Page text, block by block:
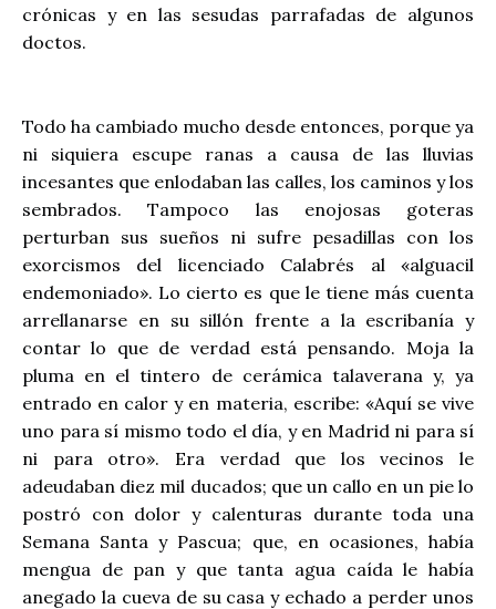
crónicas y en las sesudas parrafadas de algunos
doctos.
Todo ha cambiado mucho desde entonces, porque ya
ni siquiera escupe ranas a causa de las lluvias
incesantes que enlodaban las calles, los caminos y los
sembrados. Tampoco las enojosas goteras
perturban sus sueños ni sufre pesadillas con los
exorcismos del licenciado Calabrés al «alguacil
endemoniado». Lo cierto es que le tiene más cuenta
arrellanarse en su sillón frente a la escribanía y
contar lo que de verdad está pensando. Moja la
pluma en el tintero de cerámica talaverana y, ya
entrado en calor y en materia, escribe: «Aquí se vive
uno para sí mismo todo el día, y en Madrid ni para sí
ni para otro». Era verdad que los vecinos le
adeudaban diez mil ducados; que un callo en un pie lo
postró con dolor y calenturas durante toda una
Semana Santa y Pascua; que, en ocasiones, había
mengua de pan y que tanta agua caída le había
anegado la cueva de su casa y echado a perder unos